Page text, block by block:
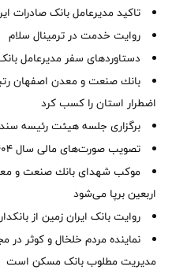
تاکید مدیرعامل بانک صادرات
روایت خدمت در ترمینال سلام
دستاوردهای سفر مدیرعامل
بانك صنعت و معدن اصفهان
اضطرار استان را كسب كرد
برگزاری جلسه هیئت رئیسه
تصویب صورت‌های مالی سال ۱۴۰۴ بانک صادرات ایران در مجمع عمومی
موكب شهدای بانك صنعت و
اربعین برپا می‌شود
روایت بانک ایران زمین از
مدیریت مطلوب بانک مسکن است